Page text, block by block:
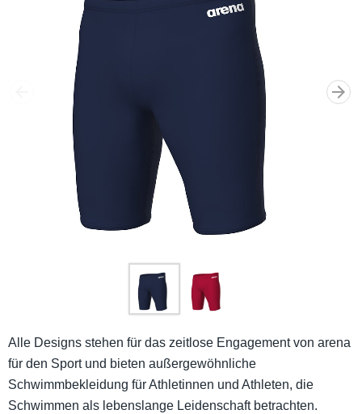
Alle Designs stehen für das zeitlose Engagement von arena
für den Sport und bieten außergewöhnliche
Schwimmbekleidung für Athletinnen und Athleten, die
Schwimmen als lebenslange Leidenschaft betrachten.